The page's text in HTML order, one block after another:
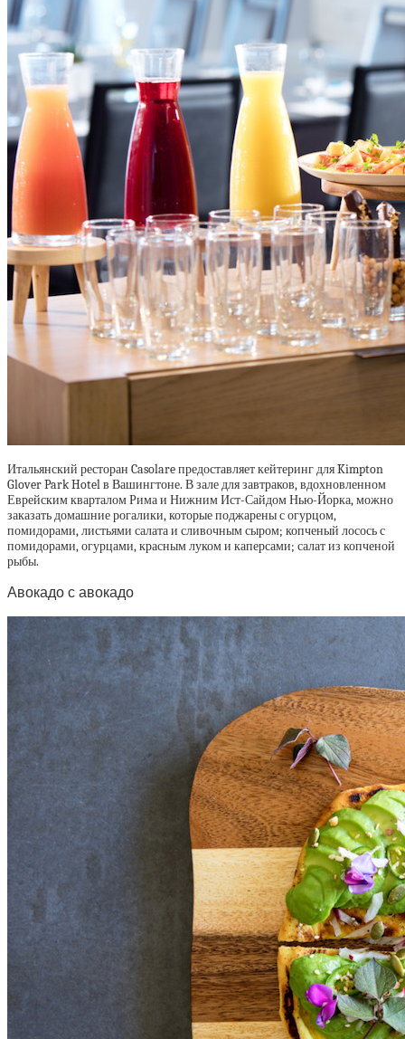
Итальянский ресторан Casolare предоставляет кейтеринг для Kimpton
Glover Park Hotel в Вашингтоне. В зале для завтраков, вдохновленном
Еврейским кварталом Рима и Нижним Ист-Сайдом Нью-Йорка, можно
заказать домашние рогалики, которые поджарены с огурцом,
помидорами, листьями салата и сливочным сыром; копченый лосось с
помидорами, огурцами, красным луком и каперсами; салат из копченой
рыбы.
Авокадо с авокадо